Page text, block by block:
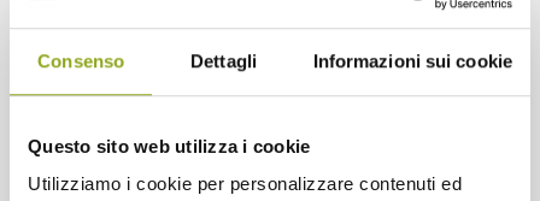
Consenso Dettagli Informazioni sui cookie
Questo sito web utilizza i cookie
Utilizziamo i cookie per personalizzare contenuti ed